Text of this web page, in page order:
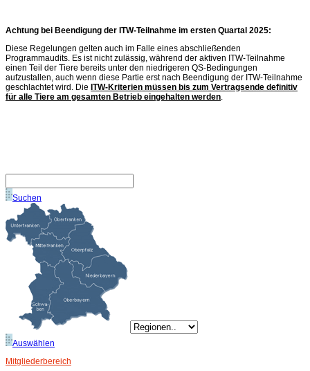
Achtung bei Beendigung der ITW-Teilnahme im ersten Quartal 2025:
Diese Regelungen gelten auch im Falle eines abschließenden
Programmaudits. Es ist nicht zulässig, während der aktiven ITW-Teilnahme
einen Teil der Tiere bereits unter den niedrigeren QS-Bedingungen
aufzustallen, auch wenn diese Partie erst nach Beendigung der ITW-Teilnahme
geschlachtet wird. Die ITW-Kriterien müssen bis zum Vertragsende definitiv
für alle Tiere am gesamten Betrieb eingehalten werden.
Suchen
Auswählen
Mitgliederbereich